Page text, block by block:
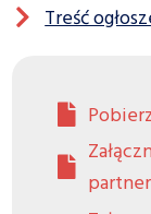
Treść